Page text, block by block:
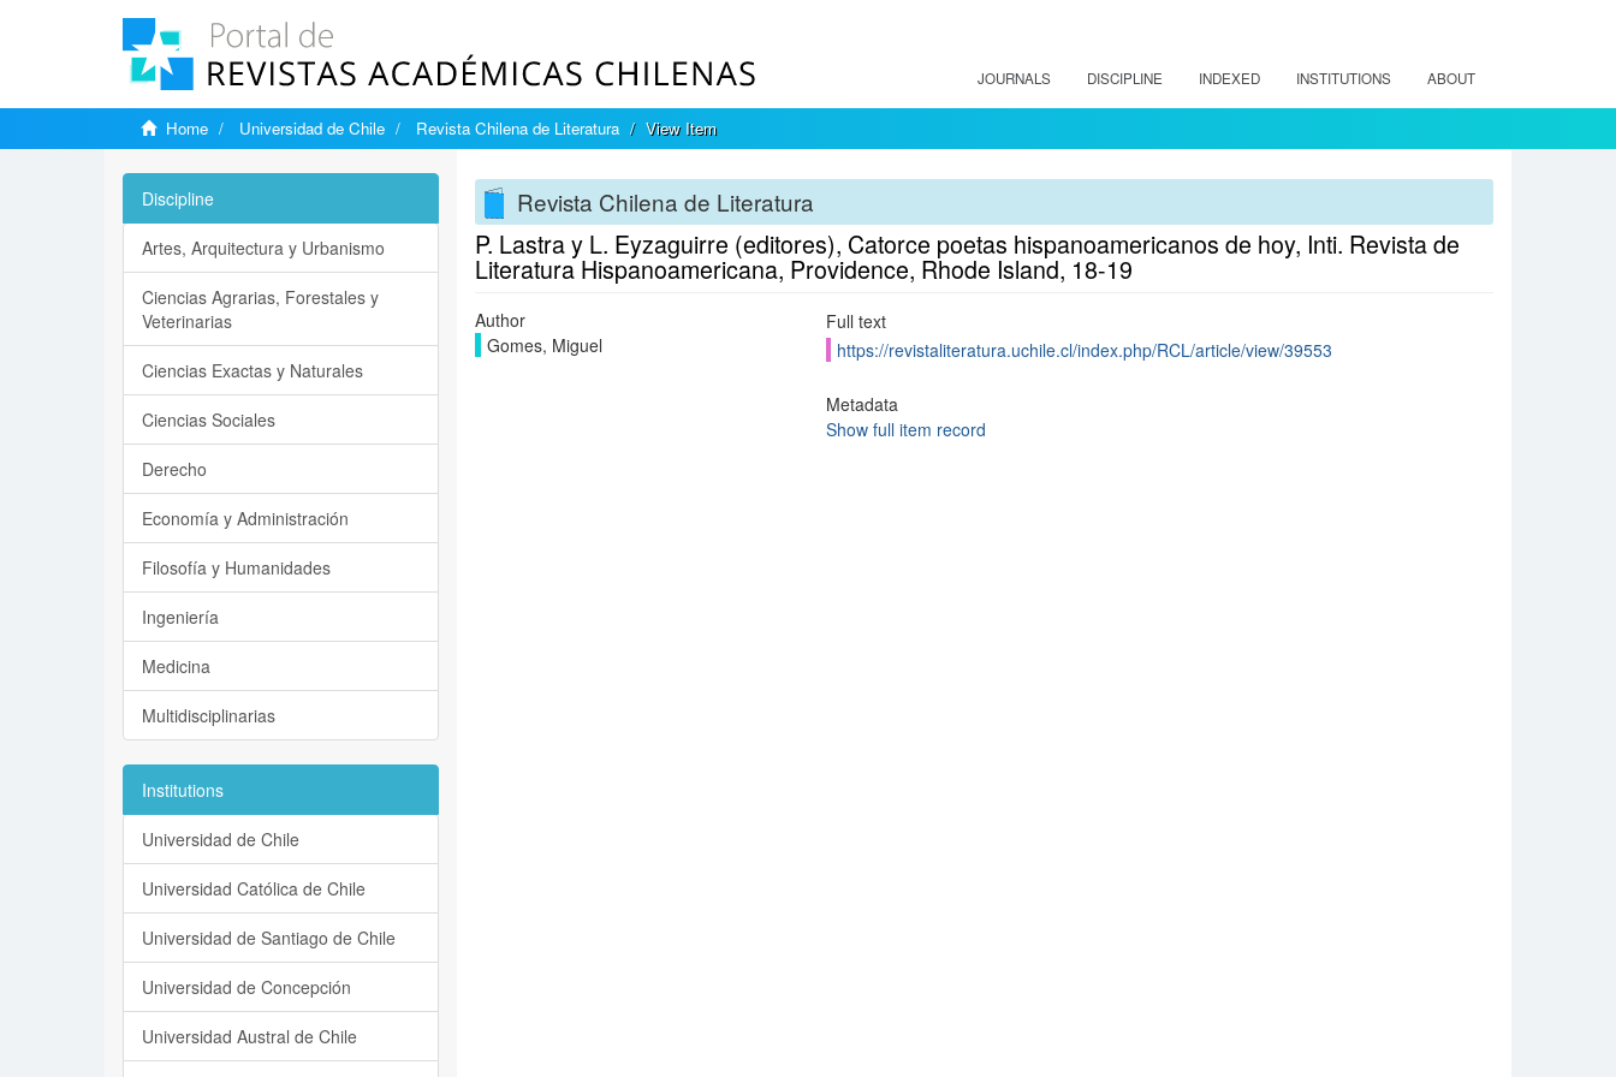
JOURNALS DISCIPLINE INDEXED INSTITUTIONS ABOUT
Home Universidad de Chile Revista Chilena de Literatura View Item
Revista Chilena de Literatura
P. Lastra y L. Eyzaguirre (editores), Catorce poetas hispanoamericanos de hoy, Inti. Revista de
Literatura Hispanoamericana, Providence, Rhode Island, 18-19
Author
Gomes, Miguel
Full text
https://revistaliteratura.uchile.cl/index.php/RCL/article/view/39553
Metadata
Show full item record
Discipline
Artes, Arquitectura y Urbanismo
Ciencias Agrarias, Forestales y
Veterinarias
Ciencias Exactas y Naturales
Ciencias Sociales
Derecho
Economía y Administración
Filosofía y Humanidades
Ingeniería
Medicina
Multidisciplinarias
Institutions
Universidad de Chile
Universidad Católica de Chile
Universidad de Santiago de Chile
Universidad de Concepción
Universidad Austral de Chile